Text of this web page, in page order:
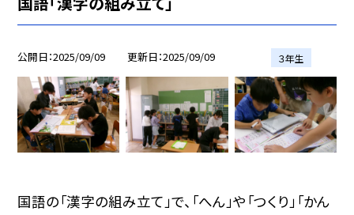
公開日 2025/09/09 更新日 2025/09/09 ３年生
国語の「漢字の組み立て」で、「へん」や「つくり」「かん